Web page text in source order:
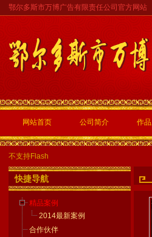
鄂尔多斯市万博广告有限责任公司官方网站
网站首页 公司简介 作
不支持Flash
快捷导航
精品案例
2014最新案例
合作伙伴